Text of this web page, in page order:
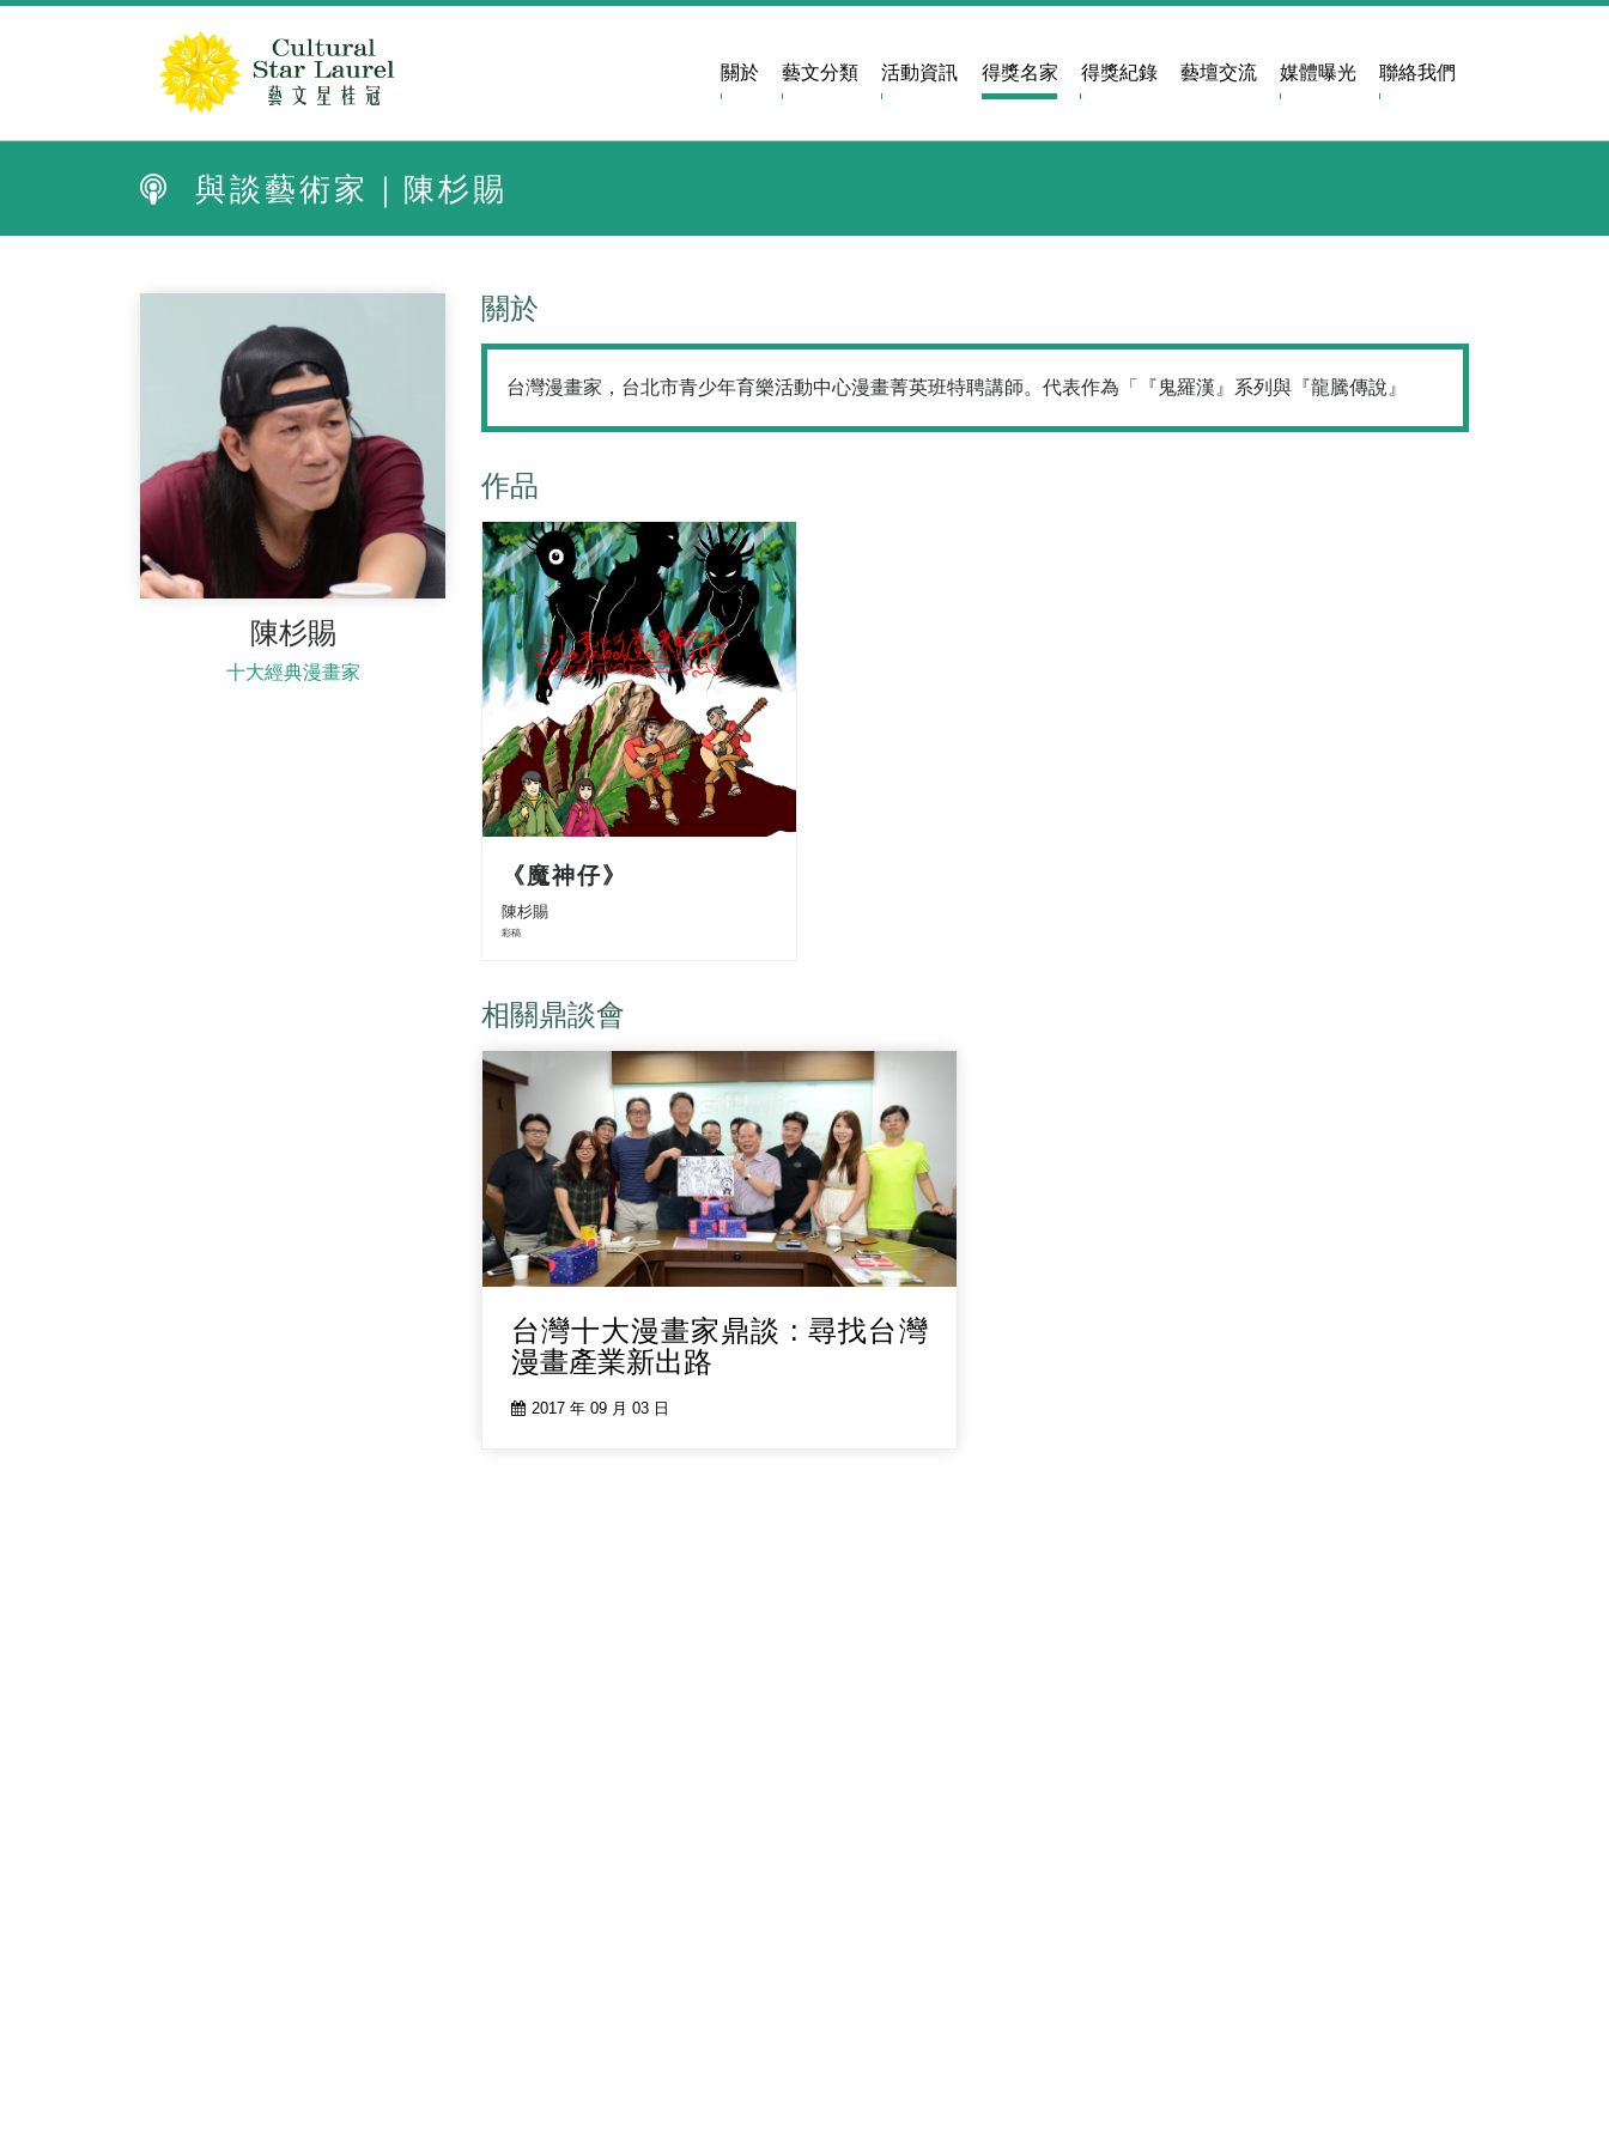
關於 藝文分類 活動資訊 得獎名家 得獎紀錄 藝壇交流 媒體曝光 聯絡我們
與談藝術家｜陳杉賜
陳杉賜
十大經典漫畫家
關於
台灣漫畫家，台北市青少年育樂活動中心漫畫菁英班特聘講師。代表作為「『鬼羅漢』系列與『龍騰傳說』
作品
《魔神仔》
陳杉賜
彩稿
相關鼎談會
台灣十大漫畫家鼎談 : 尋找台灣
漫畫產業新出路
2017 年 09 月 03 日